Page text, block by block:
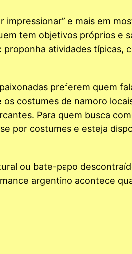
e mais em
tem objetivos próprios e
atividades típicas,
preferem quem
costumes de namoro
Para quem busca
por costumes e esteja
ou bate-papo
argentino acontece